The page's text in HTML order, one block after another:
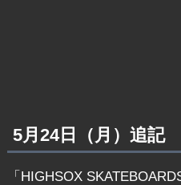
5月24日（月）追記
「HIGHSOX